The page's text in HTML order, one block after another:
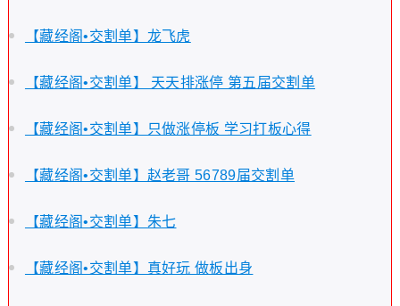
【藏经阁•交割单】龙飞虎
【藏经阁•交割单】 天天排涨停 第五届交割单
【藏经阁•交割单】只做涨停板 学习打板心得
【藏经阁•交割单】赵老哥 56789届交割单
【藏经阁•交割单】朱七
【藏经阁•交割单】真好玩 做板出身